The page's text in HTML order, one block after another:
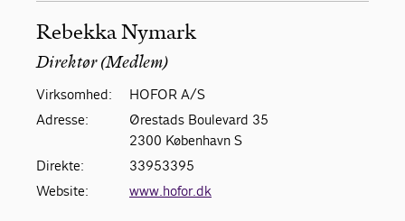
Rebekka Nymark
Direktør (Medlem)
Virksomhed:
HOFOR A/S
Adresse:
Ørestads Boulevard 35
2300 København S
Direkte:
33953395
Website:
www.hofor.dk